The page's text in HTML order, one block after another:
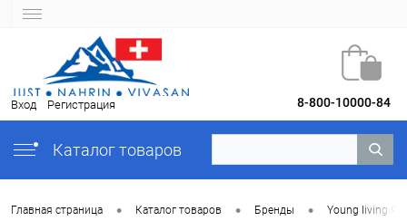
Вход Регистрация 8-800-10000-84
Каталог товаров
Главная страница • Каталог товаров • Бренды • Young Iiving